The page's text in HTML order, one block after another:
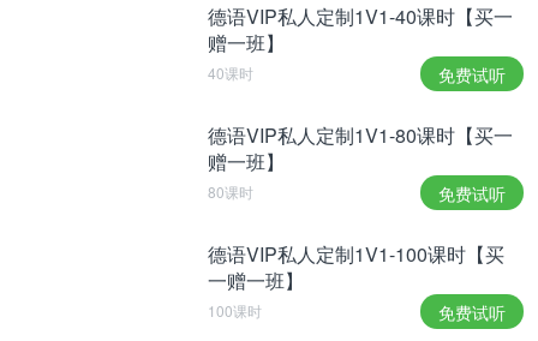
一位哈圈同事，45岁的Rapper Bushido的钱。
根据RTL等媒体的报道，诈骗者在几个月的时间内，
的私人账户上扣款后在线上购物网站Zalando订购了
数百个包裹，并配送到了不同的地址。
德语VIP私人定制1V1-40课时【买一
赠一班】
40课时 免费试听
德语VIP私人定制1V1-80课时【买一
赠一班】
80课时 免费试听
德语VIP私人定制1V1-100课时【买
一赠一班】
100课时 免费试听